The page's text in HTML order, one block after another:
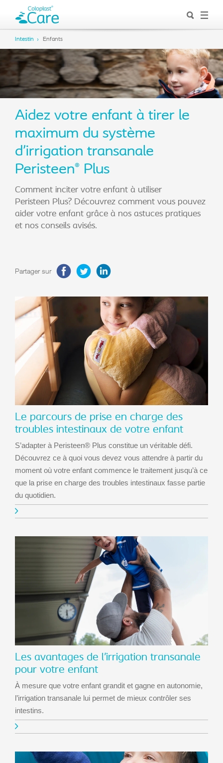
Intestin Enfants
Aidez votre enfant à tirer le
maximum du système
d’irrigation transanale
Peristeen® Plus
Comment inciter votre enfant à utiliser
Peristeen Plus? Découvrez comment vous pouvez
aider votre enfant grâce à nos astuces pratiques
et nos conseils avisés.
Partager sur
Le parcours de prise en charge des
troubles intestinaux de votre enfant
S’adapter à Peristeen® Plus constitue un véritable défi.
Découvrez ce à quoi vous devez vous attendre à partir du
moment où votre enfant commence le traitement jusqu’à ce
que la prise en charge des troubles intestinaux fasse partie
du quotidien.
Les avantages de l’irrigation transanale
pour votre enfant
À mesure que votre enfant grandit et gagne en autonomie,
l’irrigation transanale lui permet de mieux contrôler ses
intestins.